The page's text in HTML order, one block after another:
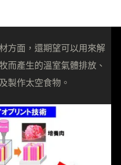
方面，還期望可以用來解
而產生的溫室氣體排放、
製作太空食物。